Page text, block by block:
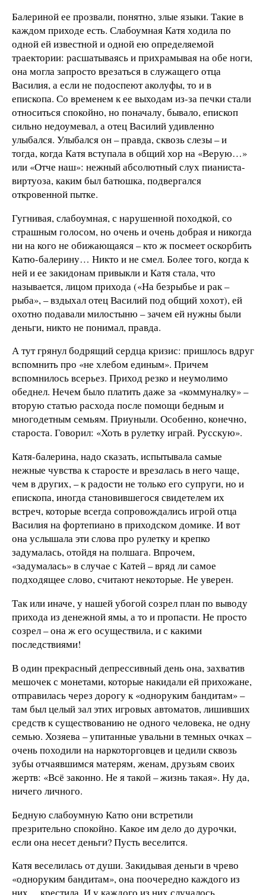
Балериной ее прозвали, понятно, злые языки. Такие в
каждом приходе есть. Слабоумная Катя ходила по
одной ей известной и одной ею определяемой
траектории: расшатываясь и прихрамывая на обе ноги,
она могла запросто врезаться в служащего отца
Василия, а если не подоспеют аколуфы, то и в
епископа. Со временем к ее выходам из-за печки стали
относиться спокойно, но поначалу, бывало, епископ
сильно недоумевал, а отец Василий удивленно
улыбался. Улыбался он – правда, сквозь слезы – и
тогда, когда Катя вступала в общий хор на «Верую…»
или «Отче наш»: нежный абсолютный слух пианиста-
виртуоза, каким был батюшка, подвергался
откровенной пытке.
Гугнивая, слабоумная, с нарушенной походкой, со
страшным голосом, но очень и очень добрая и никогда
ни на кого не обижающаяся – кто ж посмеет оскорбить
Катю-балерину… Никто и не смел. Более того, когда к
ней и ее закидонам привыкли и Катя стала, что
называется, лицом прихода («На безрыбье и рак –
рыба», – вздыхал отец Василий под общий хохот), ей
охотно подавали милостыню – зачем ей нужны были
деньги, никто не понимал, правда.
А тут грянул бодрящий сердца кризис: пришлось вдруг
вспомнить про «не хлебом единым». Причем
вспомнилось всерьез. Приход резко и неумолимо
обеднел. Нечем было платить даже за «коммуналку» –
вторую статью расхода после помощи бедным и
многодетным семьям. Приуныли. Особенно, конечно,
староста. Говорил: «Хоть в рулетку играй. Русскую».
Катя-балерина, надо сказать, испытывала самые
нежные чувства к старосте и врезалась в него чаще,
чем в других, – к радости не только его супруги, но и
епископа, иногда становившегося свидетелем их
встреч, которые всегда сопровождались игрой отца
Василия на фортепиано в приходском домике. И вот
она услышала эти слова про рулетку и крепко
задумалась, отойдя на полшага. Впрочем,
«задумалась» в случае с Катей – вряд ли самое
подходящее слово, считают некоторые. Не уверен.
Так или иначе, у нашей убогой созрел план по выводу
прихода из денежной ямы, а то и пропасти. Не просто
созрел – она ж его осуществила, и с какими
последствиями!
В один прекрасный депрессивный день она, захватив
мешочек с монетами, которые накидали ей прихожане,
отправилась через дорогу к «одноруким бандитам» –
там был целый зал этих игровых автоматов, лишивших
средств к существованию не одного человека, не одну
семью. Хозяева – упитанные увальни в темных очках –
очень походили на наркоторговцев и цедили сквозь
зубы отчаявшимся матерям, женам, друзьям своих
жертв: «Всё законно. Не я такой – жизнь такая». Ну да,
ничего личного.
Бедную слабоумную Катю они встретили
презрительно спокойно. Какое им дело до дурочки,
если она несет деньги? Пусть веселится.
Катя веселилась от души. Закидывая деньги в чрево
«одноруким бандитам», она поочередно каждого из